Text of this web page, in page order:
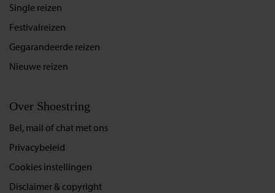
Single reizen
Festivalreizen
Gegarandeerde reizen
Nieuwe reizen
Over Shoestring
Bel, mail of chat met ons
Privacybeleid
Cookies instellingen
Disclaimer & copyright